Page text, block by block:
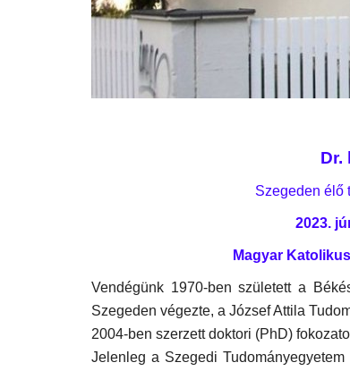
Dr.
Szegeden élő
2023.
Magyar
Vendégünk 1970-ben született a
Szegeden végezte, a József Attila
2004-ben szerzett doktori (PhD)
Jelenleg a Szegedi